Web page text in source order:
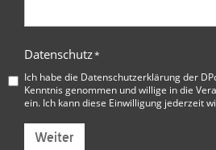
Datenschutz*
Ich habe die Datenschutzerklärung der
Kenntnis genommen und willige in die
ein. Ich kann diese Einwilligung jederzeit
Weiter